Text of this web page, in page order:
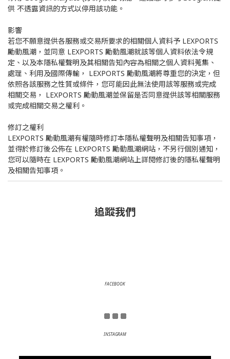
供 不透露資訊的方式以停用該功能。
影響
若您不願意提供各服務或交易所要求的相關個人資料予 LEXPORTS
勵動風潮，並同意 LEXPORTS 勵動風潮就該等個人資料依法令規
定、以及本隱私權聲明及其相關告知內容為相關之個人資料蒐集、
處理、利用及國際傳輸， LEXPORTS 勵動風潮將尊重您的決定，但
依照各該服務之性質或條件，您可能因此無法使用該等服務或完成
相關交易， LEXPORTS 勵動風潮並保留是否同意提供該等相關服務
或完成相關交易之權利。
修訂之權利
LEXPORTS 勵動風潮有權隨時修訂本隱私權聲明及相關告知事項，
並得於修訂後公佈在 LEXPORTS 勵動風潮網站，不另行個別通知，
您可以隨時在 LEXPORTS 勵動風潮網站上詳閱修訂後的隱私權聲明
及相關告知事項。
追蹤我們
FACEBOOK
INSTAGRAM